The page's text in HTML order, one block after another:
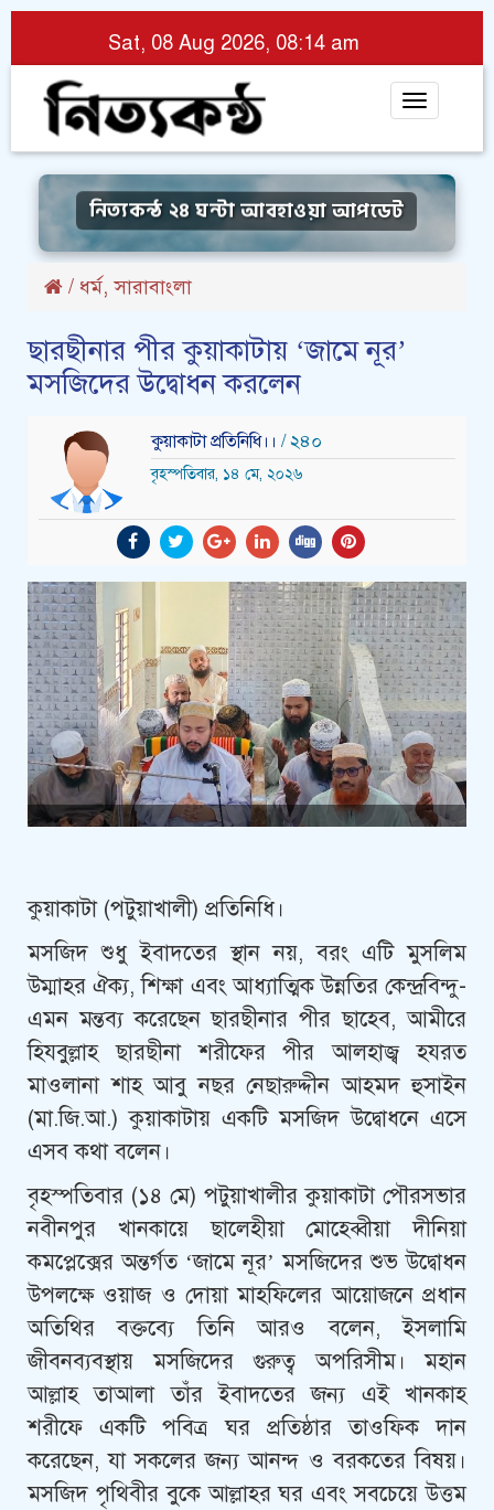
Sat, 08 Aug 2026, 08:14 am
Toggle
নিত্যকন্ঠ ২৪ ঘন্টা আবহাওয়া আপডেট
/ ধর্ম,সারাবাংলা
ছারছীনার পীর কুয়াকাটায় ‘জামে নূর’
মসজিদের উদ্বোধন করলেন
কুয়াকাটা প্রতিনিধি।। / ২৪০
বৃহস্পতিবার, ১৪ মে, ২০২৬
কুয়াকাটা (পটুয়াখালী) প্রতিনিধি।
মসজিদ শুধু ইবাদতের স্থান নয়, বরং এটি মুসলিম
উম্মাহর ঐক্য, শিক্ষা এবং আধ্যাত্মিক উন্নতির কেন্দ্রবিন্দু-
এমন মন্তব্য করেছেন ছারছীনার পীর ছাহেব, আমীরে
হিযবুল্লাহ ছারছীনা শরীফের পীর আলহাজ্ব হযরত
মাওলানা শাহ আবু নছর নেছারুদ্দীন আহমদ হুসাইন
(মা.জি.আ.) কুয়াকাটায় একটি মসজিদ উদ্বোধনে এসে
এসব কথা বলেন।
বৃহস্পতিবার (১৪ মে) পটুয়াখালীর কুয়াকাটা পৌরসভার
নবীনপুর খানকায়ে ছালেহীয়া মোহেব্বীয়া দীনিয়া
কমপ্লেক্সের অন্তর্গত ‘জামে নূর’ মসজিদের শুভ উদ্বোধন
উপলক্ষে ওয়াজ ও দোয়া মাহফিলের আয়োজনে প্রধান
অতিথির বক্তব্যে তিনি আরও বলেন, ইসলামি
জীবনব্যবস্থায় মসজিদের গুরুত্ব অপরিসীম। মহান
আল্লাহ তাআলা তাঁর ইবাদতের জন্য এই খানকাহ
শরীফে একটি পবিত্র ঘর প্রতিষ্ঠার তাওফিক দান
করেছেন, যা সকলের জন্য আনন্দ ও বরকতের বিষয়।
মসজিদ পৃথিবীর বুকে আল্লাহর ঘর এবং সবচেয়ে উত্তম